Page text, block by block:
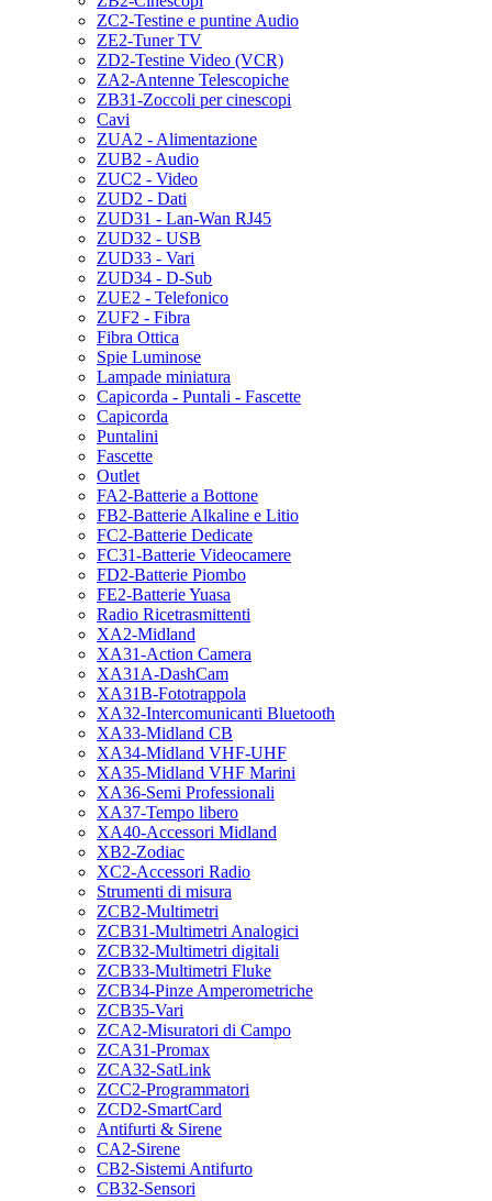
ZC2-Testine e puntine Audio
ZE2-Tuner TV
ZD2-Testine Video (VCR)
ZA2-Antenne Telescopiche
ZB31-Zoccoli per cinescopi
Cavi
ZUA2 - Alimentazione
ZUB2 - Audio
ZUC2 - Video
ZUD2 - Dati
ZUD31 - Lan-Wan RJ45
ZUD32 - USB
ZUD33 - Vari
ZUD34 - D-Sub
ZUE2 - Telefonico
ZUF2 - Fibra
Fibra Ottica
Spie Luminose
Lampade miniatura
Capicorda - Puntali - Fascette
Capicorda
Puntalini
Fascette
Outlet
FA2-Batterie a Bottone
FB2-Batterie Alkaline e Litio
FC2-Batterie Dedicate
FC31-Batterie Videocamere
FD2-Batterie Piombo
FE2-Batterie Yuasa
Radio Ricetrasmittenti
XA2-Midland
XA31-Action Camera
XA31A-DashCam
XA31B-Fototrappola
XA32-Intercomunicanti Bluetooth
XA33-Midland CB
XA34-Midland VHF-UHF
XA35-Midland VHF Marini
XA36-Semi Professionali
XA37-Tempo libero
XA40-Accessori Midland
XB2-Zodiac
XC2-Accessori Radio
Strumenti di misura
ZCB2-Multimetri
ZCB31-Multimetri Analogici
ZCB32-Multimetri digitali
ZCB33-Multimetri Fluke
ZCB34-Pinze Amperometriche
ZCB35-Vari
ZCA2-Misuratori di Campo
ZCA31-Promax
ZCA32-SatLink
ZCC2-Programmatori
ZCD2-SmartCard
Antifurti & Sirene
CA2-Sirene
CB2-Sistemi Antifurto
CB32-Sensori